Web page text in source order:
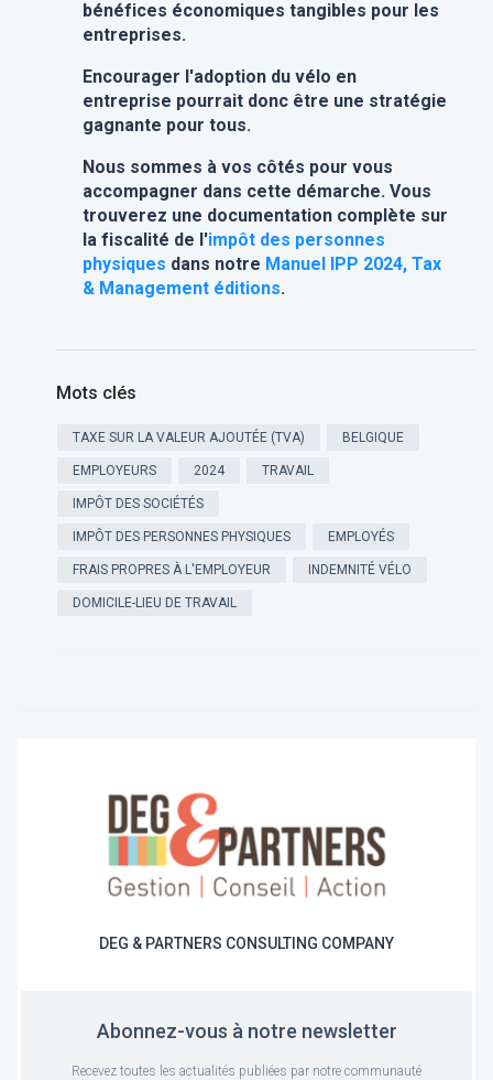
bénéfices économiques tangibles pour les
entreprises.
Encourager l'adoption du vélo en
entreprise pourrait donc être une stratégie
gagnante pour tous.
Nous sommes à vos côtés pour vous
accompagner dans cette démarche. Vous
trouverez une documentation complète sur
la fiscalité de l'impôt des personnes
physiques dans notre Manuel IPP 2024, Tax
& Management éditions.
Mots clés
TAXE SUR LA VALEUR AJOUTÉE (TVA) BELGIQUE
EMPLOYEURS 2024 TRAVAIL
IMPÔT DES SOCIÉTÉS
IMPÔT DES PERSONNES PHYSIQUES EMPLOYÉS
FRAIS PROPRES À L'EMPLOYEUR INDEMNITÉ VÉLO
DOMICILE-LIEU DE TRAVAIL
DEG & PARTNERS CONSULTING COMPANY
Abonnez-vous à notre newsletter
Recevez toutes les actualités publiées par notre communauté